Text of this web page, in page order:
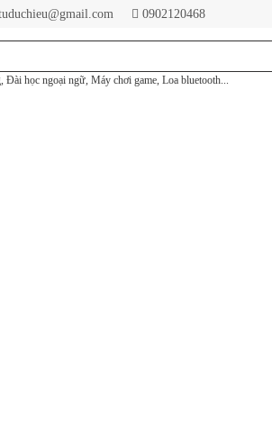
0902120468
học ngoại ngữ, Máy chơi game, Loa bluetooth...